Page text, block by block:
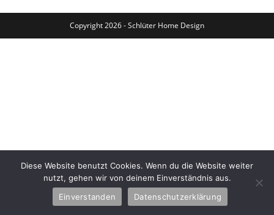
Copyright 2026 - Schlüter Home Design
Diese Website benutzt Cookies. Wenn du die Website weiter
nutzt, gehen wir von deinem Einverständnis aus.
Einverstanden
Datenschutzerklärung